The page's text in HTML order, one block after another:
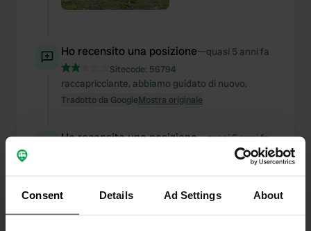
Consent Details Ad Settings About
Ho recensito una posizione—quasi 5 anni fa
Sitecode: 56794
raccapricciante. abbiamo guidato di nuovo.
Tradotto da GoogleMostra originale
Ho recensito una posizione—quasi 5 anni fa
Bel parcheggio tranquillo per una notte. Molti
Tradotto da Google Mostra originale